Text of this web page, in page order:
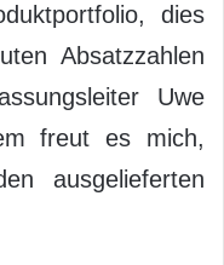
dies
Absatzzahlen
Uwe
freut es mich,
ausgelieferten